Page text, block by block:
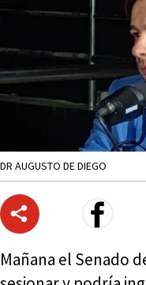
DR AUGUSTO DE DIEGO
Mañana el Senado